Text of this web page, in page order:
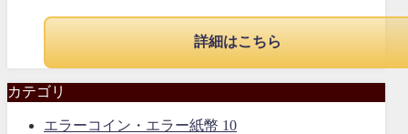
詳細はこちら
カテゴリ
エラーコイン・エラー紙幣 10